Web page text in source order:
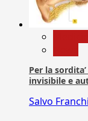
Per la
invisibile e
Salvo